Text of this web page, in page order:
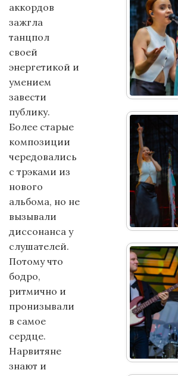
аккордов
зажгла
танцпол
своей
энергетикой и
умением
завести
публику.
Более старые
композиции
чередовались
с трэками из
нового
альбома, но не
вызывали
диссонанса у
слушателей.
Потому что
бодро,
ритмично и
пронизывали
в самое
сердце.
Нарвитяне
знают и